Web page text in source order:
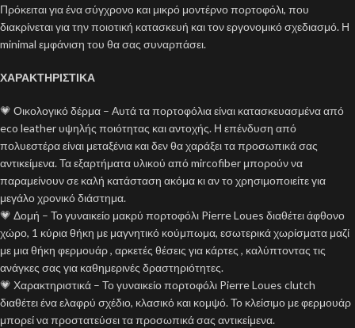
Πρόκειται για ένα σύγχρονο και μικρό μοντέρνο πορτοφόλι, που
διακρίνεται για την ποιοτική κατασκευή και τον εργονομικό σχεδιασμό. Η
minimal εμφάνιση του θα σας συναρπάσει.
ΧΑΡΑΚΤΗΡΙΣΤΙΚΑ
💗 Οικολογικό δέρμα – Αυτά τα πορτοφόλια είναι κατασκευασμένα από
eco leather υψηλής ποιότητας και αντοχής. Η επένδυση από
πολυεστέρα είναι μεταξένια και δεν θα χαράξει τα προσωπικά σας
αντικείμενα. Τα εξαρτήματα υλικού από mircofiber μπορούν να
παραμείνουν σε καλή κατάσταση ακόμα κι αν το χρησιμοποιείτε για
μεγάλο χρονικό διάστημα.
💗 Δομή – Το γυναικείο μακρύ πορτοφόλι Pierre Loues διαθέτει άφθονο
χώρο, 1 κύρια θήκη με μαγνητικό κούμπωμα, εσωτερικά χωρίσματα μαζί
με μια θήκη φερμουάρ , αρκετές θέσεις για κάρτες , καλύπτοντας τις
ανάγκες σας για καθημερινές δραστηριότητες.
💗 Χαρακτηριστικά – Το γυναικείο πορτοφόλι Pierre Loues clutch
διαθέτει ένα ελαφρύ σχέδιο, κλασικό και κομψό. Το κλείσιμο με φερμουάρ
μπορεί να προστατεύσει τα προσωπικά σας αντικείμενα.